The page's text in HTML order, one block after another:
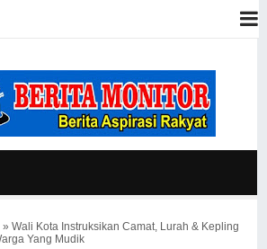
»Wali Kota Instruksikan Camat, Lurah & Kepling
Yang Mudik